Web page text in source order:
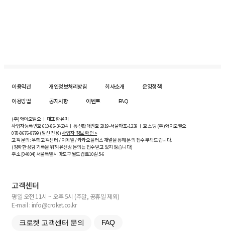
이용약관 개인정보처리방침 회사소개
운영정책
이용방법
공지사항 이벤트 FAQ
(주)와이오엘오 ㅣ 대표 황유미
사업자등록번호610-86-34204ㅣ 통신판매번호 2019-서울마포-1239 ㅣ 호스팅 (주)와이오엘오
070-8676-8799 (발신 전용)사업자 정보 확인 >
고객 문의: 우측 고객센터 / 이메일 / 카카오플러스 채널을 통해 문의 접수 부탁드립니다.
(정확한 상담 기록을 위해 유선상 문의는 접수받고 있지 않습니다)
주소 [04004] 서울특별시 마포구 월드컵로10길5-6
고객센터
평일 오전 11시 ~ 오후 5시 (주말, 공휴일 제외)
E-mail : info@croket.co.kr
크로켓 고객센터 문의 FAQ